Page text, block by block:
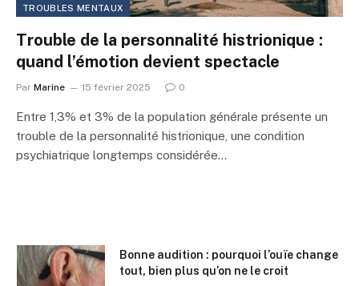
TROUBLES MENTAUX
Trouble de la personnalité histrionique :
quand l’émotion devient spectacle
Par Marine 15 février 2025 0
Entre 1,3% et 3% de la population générale présente un
trouble de la personnalité histrionique, une condition
psychiatrique longtemps considérée…
Bonne audition : pourquoi l’ouïe change
tout, bien plus qu’on ne le croit